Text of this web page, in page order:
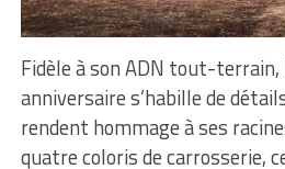
Fidèle à son ADN tout-terrain,
anniversaire s’habille de
rendent hommage à ses
quatre coloris de carrosserie,